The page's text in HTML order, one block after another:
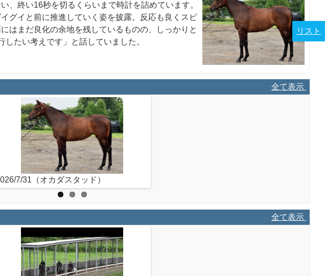
、終い16秒を切るくらいまで時計を詰めています。
グイと前に推進していく姿を披露。反応も良くスピ
はまだ良化の余地を残しているものの、しっかりと
たい考えです」と話していました。
全て表示
7/31（オカダスタッド）
全て表示
リスト